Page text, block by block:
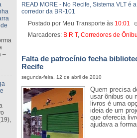
–
READ MORE - No Recife, Sistema VLT é
corredor da BR-101
Postado por Meu Transporte às 10:01
Marcadores: B R T, Corredores de
Falta de patrocínio fecha
Recife
segunda-feira, 12 de abril de 2010
Quem precisa
usar ônibus ou
livros é uma
ideia de um
que oferecia
ajudava a